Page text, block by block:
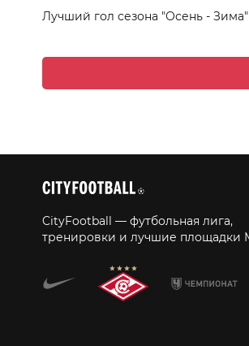
Лучший гол сезона "Осень - Зима"
CityFootball — футбольная лига,
тренировки и лучшие площадки